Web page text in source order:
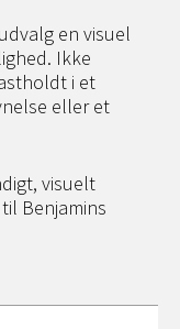
en visuel
Ikke
i et
eller et
visuelt
Benjamins